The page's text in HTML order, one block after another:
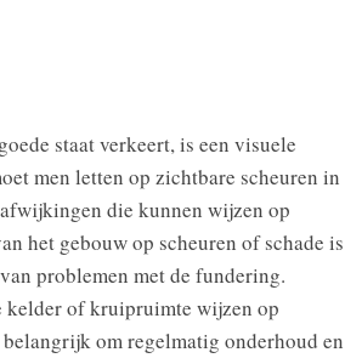
staat verkeert, is een visuele
men letten op zichtbare scheuren in
die kunnen wijzen op
het gebouw op scheuren of schade is
problemen met de fundering.
kelder of kruipruimte wijzen op
om regelmatig onderhoud en